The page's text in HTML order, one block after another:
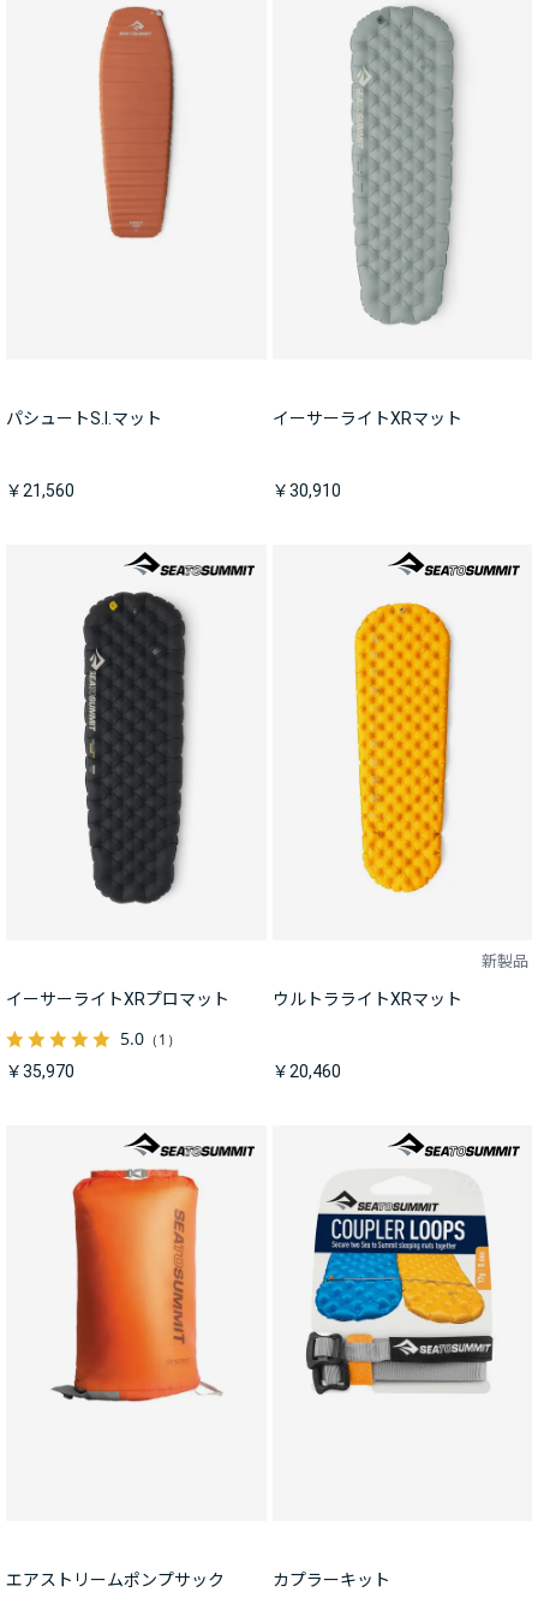
パシュートS.I.マット
￥21,560
イーサーライトXRマット
￥30,910
イーサーライトXRプロマット
5.0 （1）
￥35,970
新製品
ウルトラライトXRマット
￥20,460
エアストリームポンプサック カプラーキット